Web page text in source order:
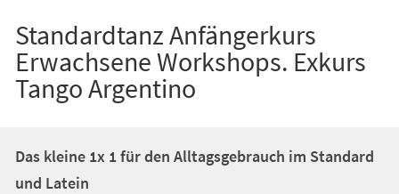
Standardtanz Anfängerkurs
Erwachsene Workshops. Exkurs
Tango Argentino
Das kleine 1x 1 für den Alltagsgebrauch im Standard
und Latein